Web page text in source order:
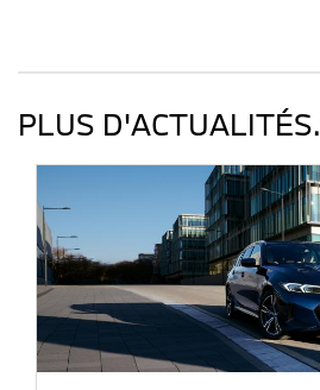
PLUS D'ACTUALITÉS.